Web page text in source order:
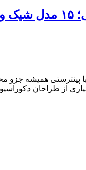
پینترستی همیشه جزو
از طراحان